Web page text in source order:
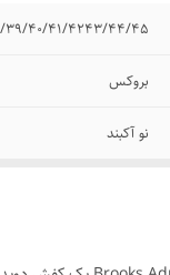
40/41/4243/44/45
بروکس
نو آکبند
شده